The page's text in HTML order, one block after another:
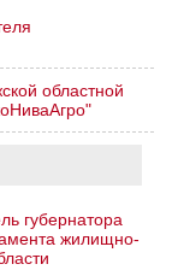
областной
губернатора
жилищно-